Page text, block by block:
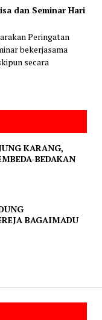
dan Seminar Hari
Peringatan
bekerjasama
secara
KARANG,
BEDAKAN
BAGAIMADU